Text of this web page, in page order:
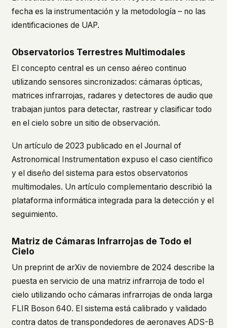
fecha es la instrumentación y la metodología – no las
identificaciones de UAP.
Observatorios Terrestres Multimodales
El concepto central es un censo aéreo continuo
utilizando sensores sincronizados: cámaras ópticas,
matrices infrarrojas, radares y detectores de audio que
trabajan juntos para detectar, rastrear y clasificar todo
en el cielo sobre un sitio de observación.
Un artículo de 2023 publicado en el Journal of
Astronomical Instrumentationexpuso el caso científico
y el diseño del sistema para estos observatorios
multimodales. Un artículo complementario describió la
plataforma informática integrada para la detección y el
seguimiento.
Matriz de Cámaras Infrarrojas de Todo el
Cielo
Un preprint de arXiv de noviembre de 2024 describe la
puesta en servicio de una matriz infrarroja de todo el
cielo utilizando ocho cámaras infrarrojas de onda larga
FLIR Boson 640. El sistema está calibrado y validado
contra datos de transpondedores de aeronaves ADS-B